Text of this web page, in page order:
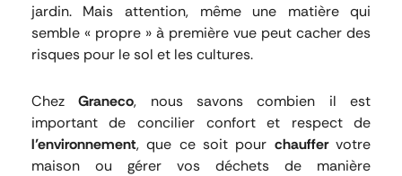
jardin. Mais attention, même une matière qui
semble « propre » à première vue peut cacher des
risques pour le sol et les cultures.
ChezGraneco, nous savons combien il est
important de concilier confort et respect de
l’environnement, que ce soit pour chauffervotre
maison ou gérer vos déchets de manière